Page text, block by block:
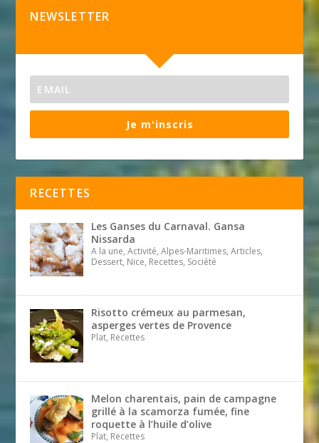
NEWSLETTER
Je m'inscris
RECETTES
Les Ganses du Carnaval. Gansa
Nissarda
A la une, Activité, Alpes-Maritimes, Articles,
Dessert, Nice, Recettes, Société
Risotto crémeux au parmesan,
asperges vertes de Provence
Plat, Recettes
Melon charentais, pain de campagne
grillé à la scamorza fumée, fine
roquette à l’huile d’olive
Plat, Recettes